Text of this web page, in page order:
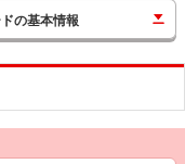
の基本情報